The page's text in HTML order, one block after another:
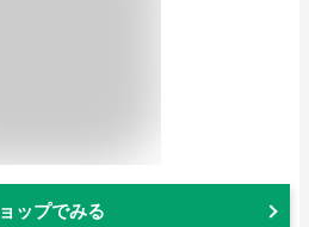
ップでみる